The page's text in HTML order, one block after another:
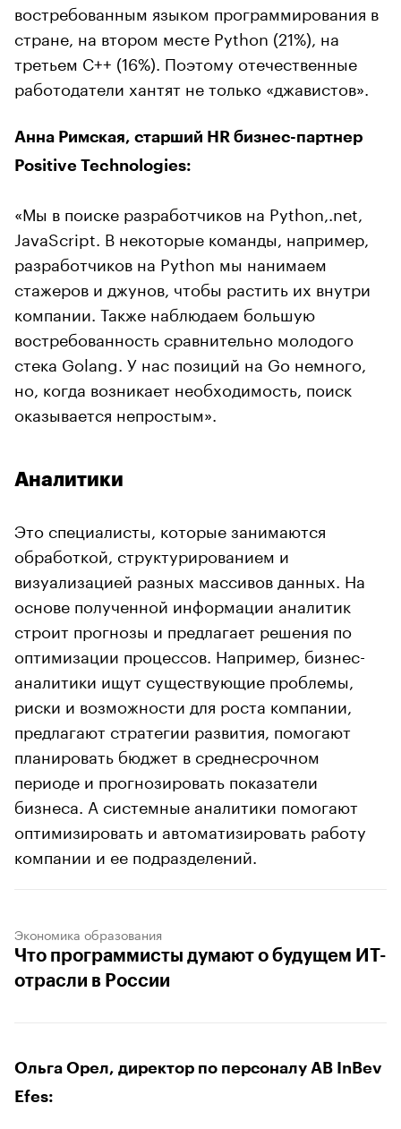
востребованным языком программирования в
стране, на втором месте Python (21%), на
третьем C++ (16%). Поэтому отечественные
работодатели хантят не только «джавистов».
Анна Римская, старший HR бизнес-партнер
Positive Technologies:
«Мы в поиске разработчиков на Python,.net,
JavaScript. В некоторые команды, например,
разработчиков на Python мы нанимаем
стажеров и джунов, чтобы растить их внутри
компании. Также наблюдаем большую
востребованность сравнительно молодого
стека Golang. У нас позиций на Go немного,
но, когда возникает необходимость, поиск
оказывается непростым».
Аналитики
Это специалисты, которые занимаются
обработкой, структурированием и
визуализацией разных массивов данных. На
основе полученной информации аналитик
строит прогнозы и предлагает решения по
оптимизации процессов. Например, бизнес-
аналитики ищут существующие проблемы,
риски и возможности для роста компании,
предлагают стратегии развития, помогают
планировать бюджет в среднесрочном
периоде и прогнозировать показатели
бизнеса. А системные аналитики помогают
оптимизировать и автоматизировать работу
компании и ее подразделений.
Экономика образования
Что программисты думают о будущем ИТ-
отрасли в России
Ольга Орел, директор по персоналу AB InBev
Efes: